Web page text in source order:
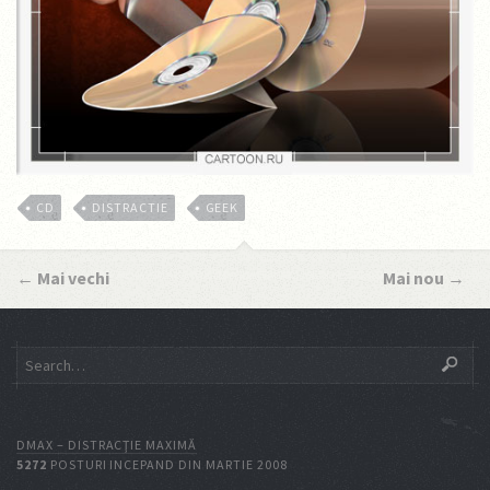
CD DISTRACTIE GEEK
← Mai vechi Mai nou →
DMAX – DISTRACŢIE MAXIMĂ
5272 POSTURI INCEPAND DIN MARTIE 2008